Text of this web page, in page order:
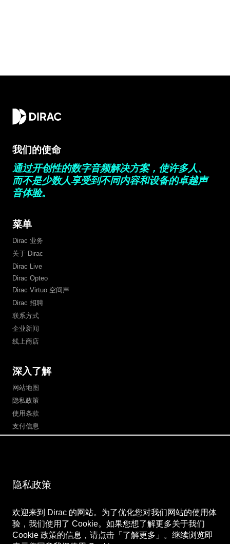
隐私政策
欢迎来到 Dirac 的网站。为了优化您对我们网站的使用体
验，我们使用了 Cookie。如果您想了解更多关于我们
Cookie 政策的信息，请点击「了解更多」。继续浏览即
我们的使命
通过开创性的数字音频解决方案，使许多人、
而不是少数人享受到不同内容和设备的卓越声
音体验。
菜单
Dirac 业务
关于 Dirac
Dirac Live
Dirac Opteo
Dirac Virtuo 空间声
Dirac 招聘
联系方式
企业新闻
线上商店
深入了解
网站地图
隐私政策
使用条款
支付信息
Bilibili